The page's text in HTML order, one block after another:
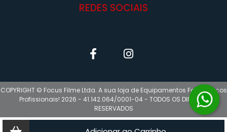
REDES SOCIAIS
COPYRIGHT © Focus Filme Ltda. A sua loja de Equipamentos Fotográficos
Profissionais! 2026 - 41.142.064/0001-04 - TODOS OS DIREITOS
RESERVADOS